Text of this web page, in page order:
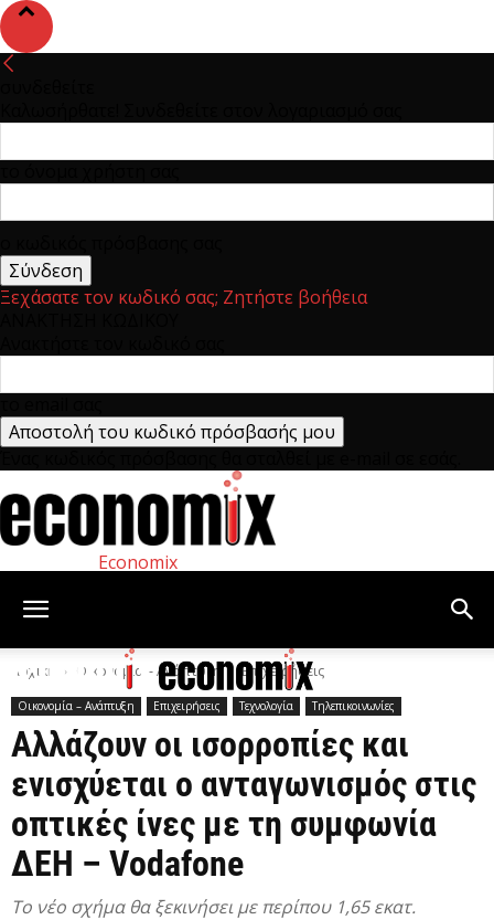
Ξεχάσατε τον κωδικό σας; Ζητήστε βοήθεια
Economix
Αρχική Οικονομία – Ανάπτυξη Επιχειρήσεις
Οικονομία – Ανάπτυξη Επιχειρήσεις Τεχνολογία Τηλεπικοινωνίες
Αλλάζουν οι ισορροπίες και
ενισχύεται ο ανταγωνισμός στις
οπτικές ίνες με τη συμφωνία
ΔΕΗ – Vodafone
Το νέο σχήμα θα ξεκινήσει με περίπου 1,65 εκατ.